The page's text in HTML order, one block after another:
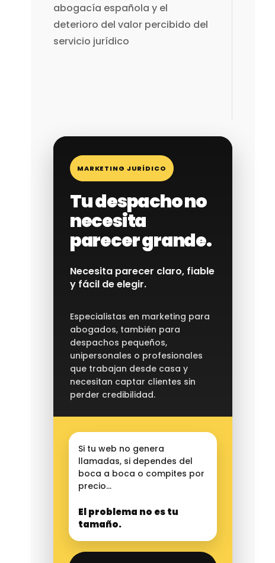
abogacía española y el
deterioro del valor percibido del
servicio jurídico
MARKETING JURÍDICO
Tu despacho no
necesita
parecer grande.
Necesita parecer claro, fiable
y fácil de elegir.
Especialistas en marketing para
abogados, también para
despachos pequeños,
unipersonales o profesionales
que trabajan desde casa y
necesitan captar clientes sin
perder credibilidad.
Si tu web no genera
llamadas, si dependes del
boca a boca o compites por
precio…
El problema no es tu
tamaño.